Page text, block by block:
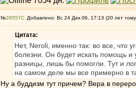
№26557 Добавлено: Вс 24 Дек 06, 17:13 (20 лет
Цитата:
Нет, Neroli, именно так: во все, что
болезни. Он будет искать помощь и
разницы, лишь бы помогли. Тут и
на самом деле мы все примерно в
Ну а буддизм тут причем? Вера в